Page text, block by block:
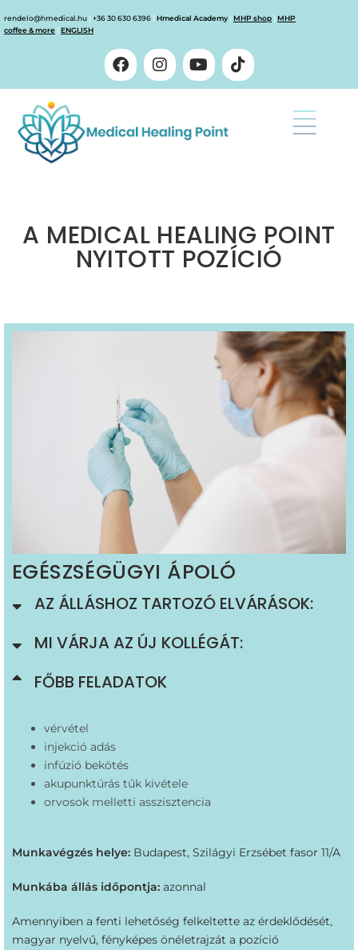
rendelo@hmedical.hu | +36 30 630 6396 | Hmedical Academy | MHP shop | MHP
coffee & more | ENGLISH
A MEDICAL HEALING POINT
NYITOTT POZÍCIÓ
EGÉSZSÉGÜGYI ÁPOLÓ
AZ ÁLLÁSHOZ TARTOZÓ ELVÁRÁSOK:
MI VÁRJA AZ ÚJ KOLLÉGÁT:
FŐBB FELADATOK
vérvétel
injekció adás
infúzió bekötés
akupunktúrás tűk kivétele
orvosok melletti asszisztencia
Munkavégzés helye: Budapest, Szilágyi Erzsébet fasor 11/A
Munkába állás időpontja: azonnal
Amennyiben a fenti lehetőség felkeltette az érdeklődését,
magyar nyelvű, fényképes önéletrajzát a pozíció